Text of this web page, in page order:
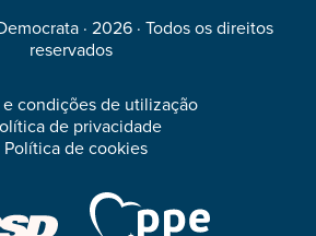
· 2026 · Todos os direitos
reservados
e condições de utilização
de privacidade
Política de cookies